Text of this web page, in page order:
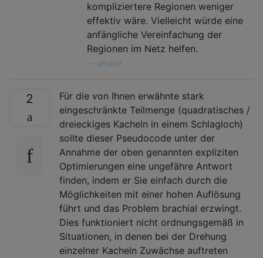
kompliziertere Regionen weniger
effektiv wäre. Vielleicht würde eine
anfängliche Vereinfachung der
Regionen im Netz helfen.
whuber
2
Für die von Ihnen erwähnte stark
eingeschränkte Teilmenge (quadratisches /
dreieckiges Kacheln in einem Schlagloch)
sollte dieser Pseudocode unter der
Annahme der oben genannten expliziten
Optimierungen eine ungefähre Antwort
finden, indem er Sie einfach durch die
Möglichkeiten mit einer hohen Auflösung
führt und das Problem brachial erzwingt.
Dies funktioniert nicht ordnungsgemäß in
Situationen, in denen bei der Drehung
einzelner Kacheln Zuwächse auftreten